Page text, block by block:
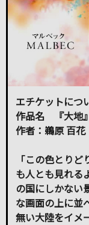
エチケットにつ
作品名 『大地』
作者：鵜原 百花
「この色とり
も人とも見れる
の国にしかない
な画面の上に並
無い大陸をイメ